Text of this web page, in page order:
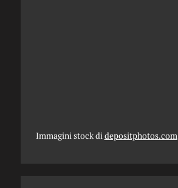
Immagini stock didepositphotos.com